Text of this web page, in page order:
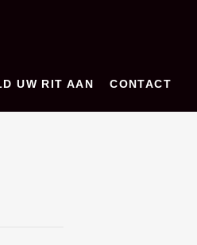
UW RIT AAN CONTACT